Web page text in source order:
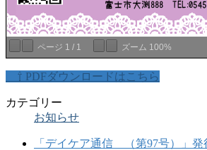
ページ 1 / 1 ズーム 100%
⇧ PDFダウンロードはこちら
カテゴリー
お知らせ
「デイケア通信 （第97号）」発